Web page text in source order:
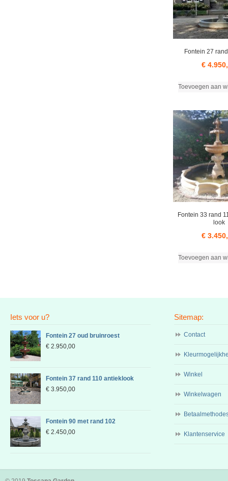
Fontein 27
€
Toevoegen aan
Fontein 33 rand
look
€
Toevoegen aan
Iets voor u?
Fontein 27 oud bruinroest
€ 2.950,00
Fontein 37 rand 110 antieklook
€ 3.950,00
Fontein 90 met rand 102
€ 2.450,00
Sitemap:
Contact
Winkel
Winkelwagen
Klantenservice